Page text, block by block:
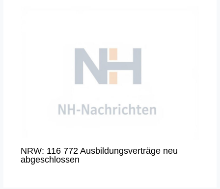
NRW: 116 772 Ausbildungsverträge neu
abgeschlossen